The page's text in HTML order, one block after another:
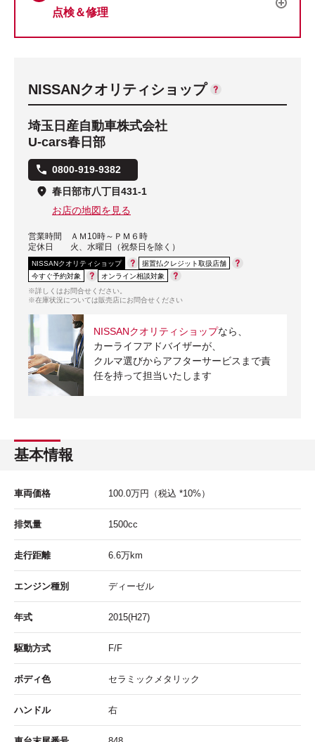
点検＆修理
NISSANクオリティショップ
埼玉日産自動車株式会社
U-cars春日部
0800-919-9382
春日部市八丁目431-1
お店の地図を見る
営業時間
ＡＭ10時～ＰＭ６時
定休日
火、水曜日（祝祭日を除く）
NISSANクオリティショップ
据置払クレジット取扱店舗
今すぐ予約対象
オンライン相談対象
※詳しくはお問合せください。
※在庫状況については販売店にお問合せください
NISSANクオリティショップなら、
カーライフアドバイザーが、
クルマ選びからアフターサービスまで責
任を持って担当いたします
基本情報
車両価格 100.0万円 （税込 *10%）
排気量 1500cc
走行距離 6.6万km
エンジン種別 ディーゼル
年式 2015(H27)
駆動方式 F/F
ボディ色 セラミックメタリック
ハンドル 右